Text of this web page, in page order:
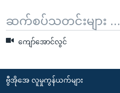
ဆက်စပ်သတင်းများ ...
ကျော်အောင်လွင်
ဗွီအိုအေ လူမှုကွန်ယက်များ